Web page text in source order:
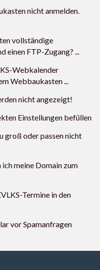
nicht anmelden.
vollständige
einen FTP-Zugang? ...
Webkalender
Webbaukasten ...
nicht angezeigt!
Einstellungen befüllen
groß oder passen nicht
meine Domain zum
Termine in den
vor Spamanfragen